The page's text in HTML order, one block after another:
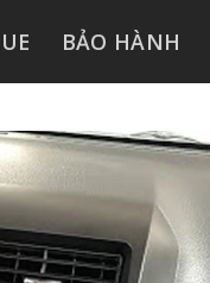
BẢO HÀNH